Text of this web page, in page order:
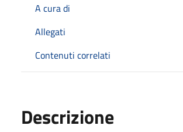
A cura di
Allegati
Contenuti correlati
Descrizione